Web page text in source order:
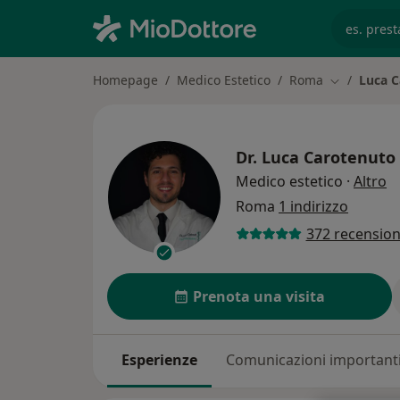
Homepage Medico Estetico Roma CambiaLuca
Dr. Luca Carotenuto
Medico estetico · Altro
Roma 1 indirizzo
372
Prenota una visita
Esperienze Comunicazioni importanti